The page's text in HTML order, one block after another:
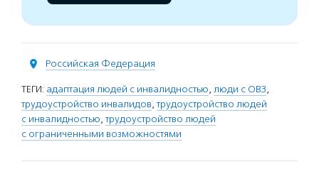
Российская Федерация
ТЕГИ: адаптация людей с инвалидностью, люди с ОВЗ,
трудоустройство инвалидов,трудоустройство людей
с инвалидностью,трудоустройство людей
с ограниченными возможностями